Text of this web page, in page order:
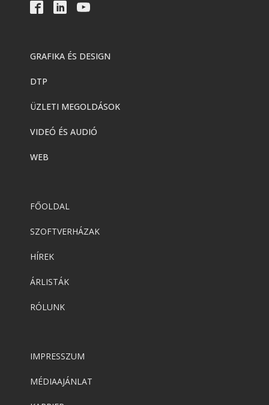
GRAFIKA ÉS DESIGN
DTP
ÜZLETI MEGOLDÁSOK
VIDEÓ ÉS AUDIÓ
WEB
FŐOLDAL
SZOFTVERHÁZAK
HÍREK
ÁRLISTÁK
RÓLUNK
IMPRESSZUM
MÉDIAAJÁNLAT